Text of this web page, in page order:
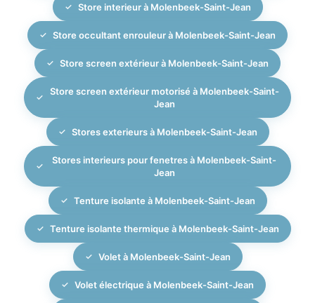
Store interieur à Molenbeek-Saint-Jean
Store occultant enrouleur à Molenbeek-Saint-Jean
Store screen extérieur à Molenbeek-Saint-Jean
Store screen extérieur motorisé à Molenbeek-Saint-
Jean
Stores exterieurs à Molenbeek-Saint-Jean
Stores interieurs pour fenetres à Molenbeek-Saint-
Jean
Tenture isolante à Molenbeek-Saint-Jean
Tenture isolante thermique à Molenbeek-Saint-Jean
Volet à Molenbeek-Saint-Jean
Volet électrique à Molenbeek-Saint-Jean